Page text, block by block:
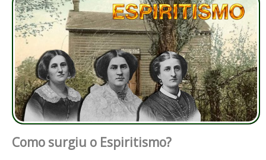
Como surgiu o Espiritismo?